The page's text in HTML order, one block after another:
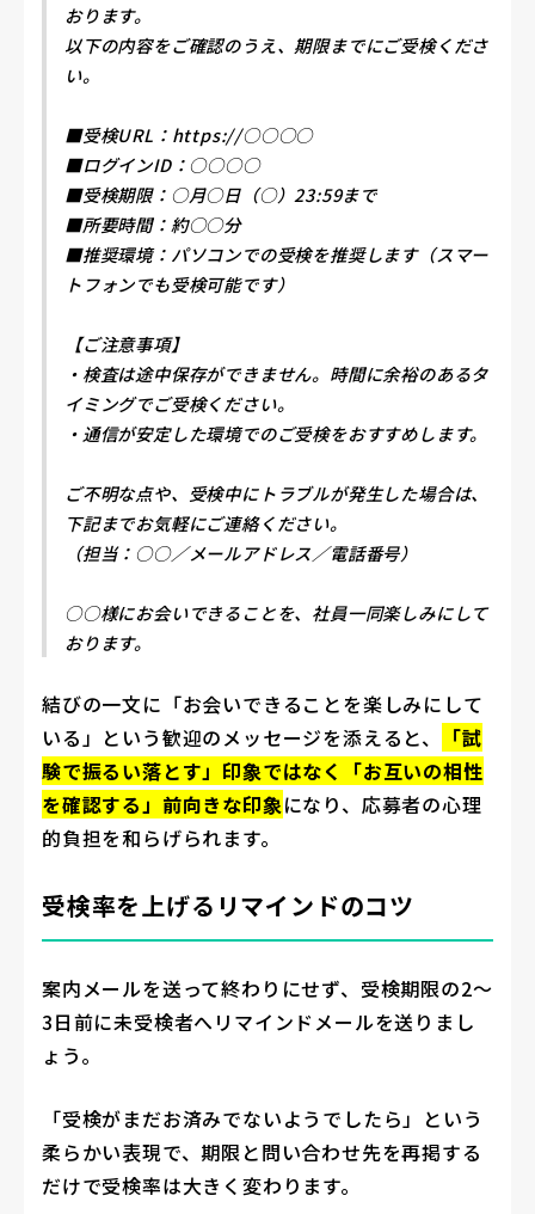
おります。
以下の内容をご確認のうえ、期限までにご受検くださ
い。
■受検URL：https://○○○○
■ログインID：○○○○
■受検期限：○月○日（○）23:59まで
■所要時間：約○○分
■推奨環境：パソコンでの受検を推奨します（スマー
トフォンでも受検可能です）
【ご注意事項】
・検査は途中保存ができません。時間に余裕のあるタ
イミングでご受検ください。
・通信が安定した環境でのご受検をおすすめします。
ご不明な点や、受検中にトラブルが発生した場合は、
下記までお気軽にご連絡ください。
（担当：○○／メールアドレス／電話番号）
○○様にお会いできることを、社員一同楽しみにして
おります。
結びの一文に「お会いできることを楽しみにして
いる」という歓迎のメッセージを添えると、
「試
験で振るい落とす」印象ではなく「お互いの相性
を確認する」前向きな印象になり、応募者の心理
的負担を和らげられます。
受検率を上げるリマインドのコツ
案内メールを送って終わりにせず、受検期限の2〜
3日前に未受検者へリマインドメールを送りまし
ょう。
「受検がまだお済みでないようでしたら」という
柔らかい表現で、期限と問い合わせ先を再掲する
だけで受検率は大きく変わります。